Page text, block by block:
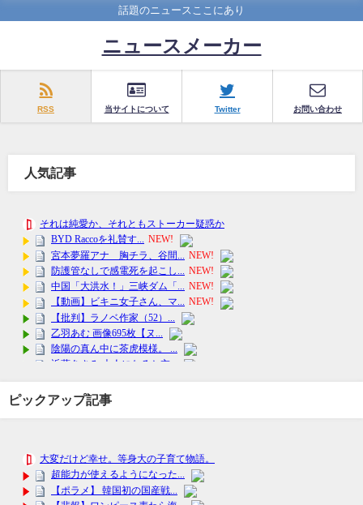
話題のニュースここにあり
ニュースメーカー
RSS 当サイトについて Twitter お問い合わせ
人気記事
ピックアップ記事